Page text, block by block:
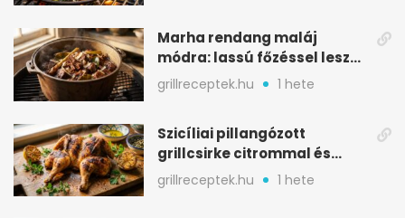
Marha rendang maláj
módra: lassú főzéssel lesz
igazán szaftos
grillreceptek.hu 1 hete
Szicíliai pillangózott
grillcsirke citrommal és
oregánóval
grillreceptek.hu 1 hete